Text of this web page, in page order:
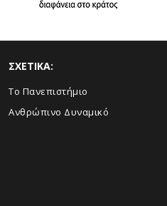
ΣΧΕΤΙΚΑ:
Το Πανεπιστήμιο
Ανθρώπινο Δυναμικό